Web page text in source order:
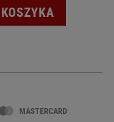
MASTERCARD